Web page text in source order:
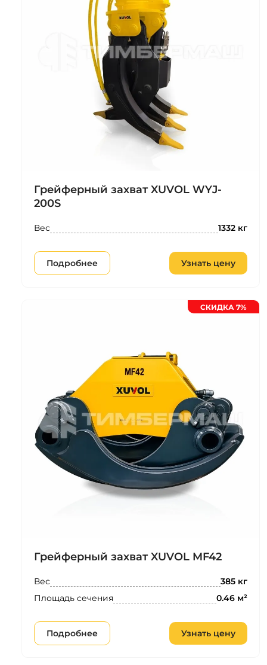
Грейферный захват XUVOL WYJ-
200S
Вес 1332 кг
Подробнее Узнать цену
СКИДКА 7%
Грейферный захват XUVOL MF42
Вес 385 кг
Площадь сечения 0.46 м²
Подробнее Узнать цену